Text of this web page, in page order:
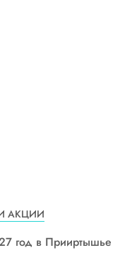
АКЦИИ
год в Прииртышье